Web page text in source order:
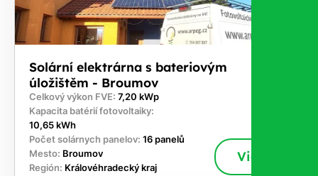
Solární elektrárna s bateriovým
úložištěm - Broumov
Celkový výkon FVE: 7,20 kWp
Kapacita batérií fotovoltaiky:
10,65 kWh
Počet solárnych panelov: 16 panelů
Mesto: Broumov
Región: Královéhradecký kraj
Viac